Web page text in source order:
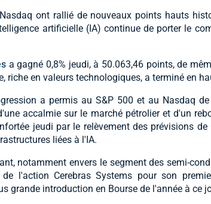
ont rallié de nouveaux points hauts
artificielle (IA) continue de porter le
a gagné 0,8% jeudi, à 50.063,46 points, de
riche en valeurs technologiques, a terminé en
a permis au S&P 500 et au Nasdaq
accalmie sur le marché pétrolier et d'un
jeudi par le relèvement des prévisions
liées à l'IA.
notamment envers le segment des semi-
l'action Cerebras Systems pour son
grande introduction en Bourse de l'année à ce